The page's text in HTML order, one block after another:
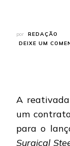
por REDAÇÃO
DEIXE UM
A
um
para o
Surgical